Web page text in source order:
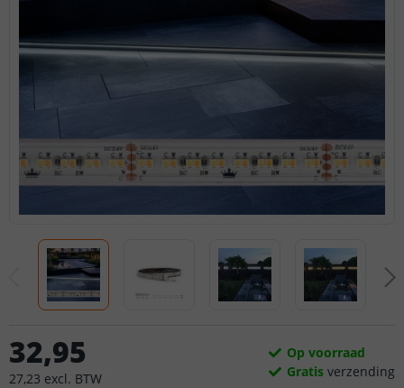
32,95
27,23 excl. BTW
Op voorraad
Gratis verzending